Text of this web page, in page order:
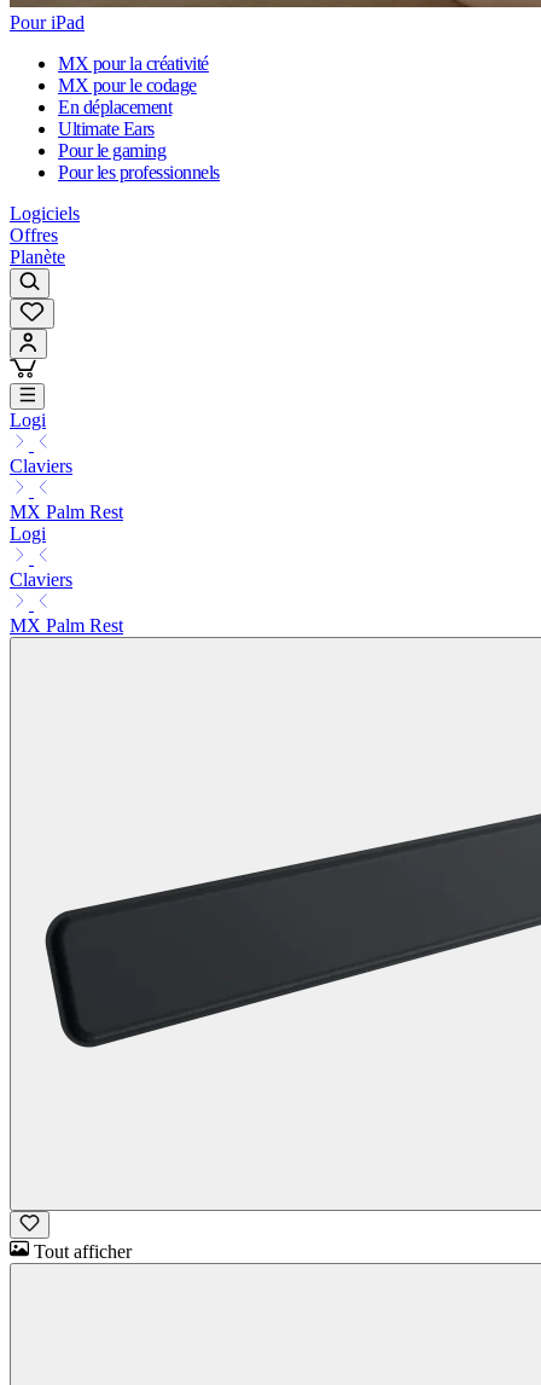
Pour iPad
MX pour la créativité
MX pour le codage
En déplacement
Ultimate Ears
Pour le gaming
Pour les professionnels
Logiciels
Offres
Planète
Logi
Claviers
MX Palm Rest
Logi
Claviers
MX Palm Rest
Tout afficher